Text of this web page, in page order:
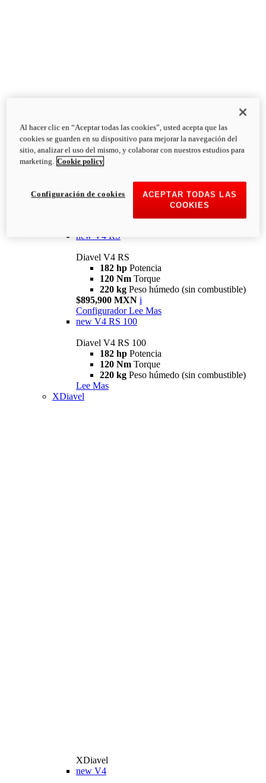
Diavel
V4
Diavel V4
126 NmTorque
223 kg
PESO HÚMEDO SIN
new V4 RS
Diavel V4 RS
182 hp Potencia
120 Nm Torque
220 kg Peso húmedo (sin combustible)
$895,900 MXN i
Configurador Lee Mas
new V4 RS 100
Diavel V4 RS 100
182 hp Potencia
120 Nm Torque
220 kg Peso húmedo (sin combustible)
Lee Mas
XDiavel
XDiavel
new V4
Al hacer clic en “Aceptar todas las cookies”, usted acepta que las
cookies se guarden en su dispositivo para mejorar la navegación del
sitio, analizar el uso del mismo, y colaborar con nuestros estudios para
marketing. Cookie policy
ACEPTAR TODAS LAS
COOKIES
Configuración de cookies